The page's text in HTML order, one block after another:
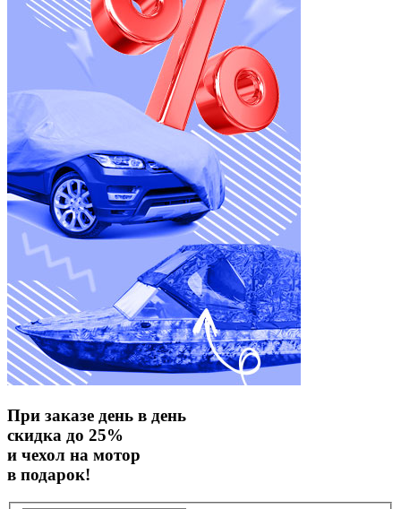
При заказе день в день
скидка до 25%
и чехол на мотор
в подарок!